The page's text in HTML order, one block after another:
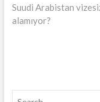
post:
Suudi Arabistan
alamıyor?